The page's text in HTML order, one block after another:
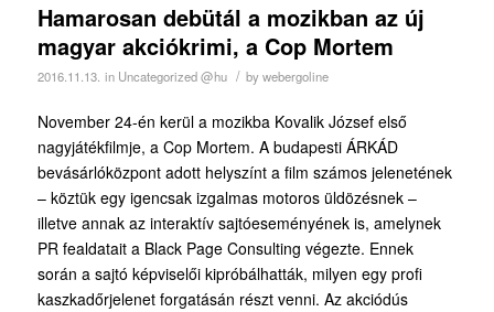
Hamarosan debütál a mozikban az új
magyar akciókrimi, a Cop Mortem
2016.11.13. in Uncategorized @hu / bywebergoline
November 24-én kerül a mozikba Kovalik József első
nagyjátékfilmje, a Cop Mortem. A budapesti ÁRKÁD
bevásárlóközpont adott helyszínt a film számos jelenetének
– köztük egy igencsak izgalmas motoros üldözésnek –
illetve annak az interaktív sajtóeseményének is, amelynek
PR fealdatait a Black Page Consulting végezte. Ennek
során a sajtó képviselői kipróbálhatták, milyen egy profi
kaszkadőrjelenet forgatásán részt venni. Az akciódús